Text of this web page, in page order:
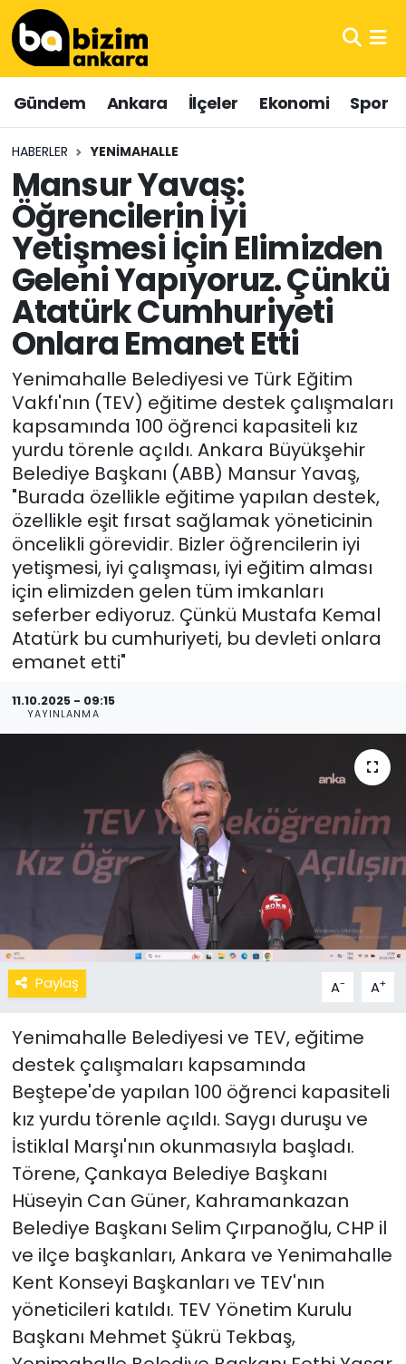
Gündem Ankara İlçeler Ekonomi Spor
HABERLER YENIMAHALLE
Mansur Yavaş:
Öğrencilerin İyi
Yetişmesi İçin Elimizden
Geleni Yapıyoruz. Çünkü
Atatürk Cumhuriyeti
Onlara Emanet Etti
Yenimahalle Belediyesi ve Türk Eğitim
Vakfı'nın (TEV) eğitime destek çalışmaları
kapsamında 100 öğrenci kapasiteli kız
yurdu törenle açıldı. Ankara Büyükşehir
Belediye Başkanı (ABB) Mansur Yavaş,
"Burada özellikle eğitime yapılan destek,
özellikle eşit fırsat sağlamak yöneticinin
öncelikli görevidir. Bizler öğrencilerin iyi
yetişmesi, iyi çalışması, iyi eğitim alması
için elimizden gelen tüm imkanları
seferber ediyoruz. Çünkü Mustafa Kemal
Atatürk bu cumhuriyeti, bu devleti onlara
emanet etti"
11.10.2025 - 09:15
YAYINLANMA
Paylaş A- A+
Yenimahalle Belediyesi ve TEV, eğitime
destek çalışmaları kapsamında
Beştepe'de yapılan 100 öğrenci kapasiteli
kız yurdu törenle açıldı. Saygı duruşu ve
İstiklal Marşı'nın okunmasıyla başladı.
Törene, Çankaya Belediye Başkanı
Hüseyin Can Güner, Kahramankazan
Belediye Başkanı Selim Çırpanoğlu, CHP il
ve ilçe başkanları, Ankara ve Yenimahalle
Kent Konseyi Başkanları ve TEV'nın
yöneticileri katıldı. TEV Yönetim Kurulu
Başkanı Mehmet Şükrü Tekbaş,
Hava Durumu
Trafik Durumu
Süper Lig Puan Durumu ve Fikstür
Tüm Manşetler
Son Dakika Haberleri
Haber Arşivi